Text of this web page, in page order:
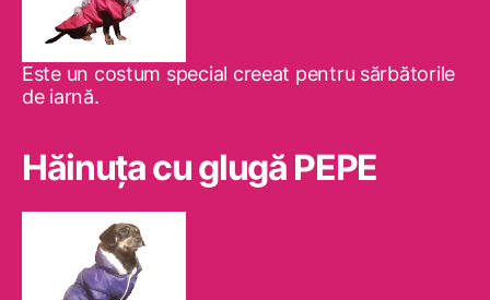
Este un costum special creeat pentru sărbătorile
de iarnă.
Hăinuţa cu glugă PEPE